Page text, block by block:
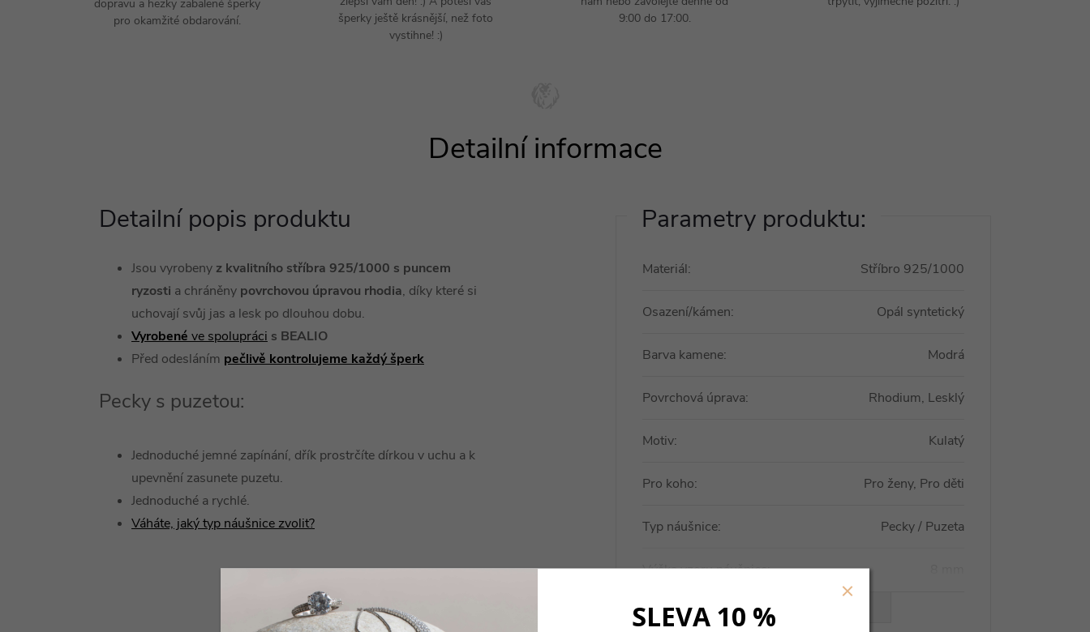
dopravu a hezky zabalené šperky
pro okamžité obdarování.
šperky ještě krásnější, než foto
vystihne! :)
9:00 do 17:00.
Detailní popis produktu
Jsou vyrobeny z kvalitního stříbra 925/1000 s puncem
ryzosti a chráněny povrchovou úpravou rhodia, díky které si
uchovají svůj jas a lesk po dlouhou dobu.
Vyrobené ve spolupráci s BEALIO
Před odesláním pečlivě kontrolujeme každý šperk
Pecky s puzetou:
Jednoduché jemné zapínání, dřík prostrčíte dírkou v uchu a k
upevnění zasunete puzetu.
Jednoduché a rychlé.
Váháte, jaký typ náušnice zvolit?
Parametry produktu:
Materiál: Stříbro 925/1000
Osazení/kámen: Opál syntetický
Barva kamene: Modrá
Povrchová úprava: Rhodium, Lesklý
Motiv: Kulatý
Pro koho: Pro ženy, Pro děti
Typ náušnice: Pecky / Puzeta
Výška vzoru náušnice:
VŠECHNY PARAMETRY
SLEVA 10 %